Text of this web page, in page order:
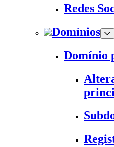
Redes
Domínios
Domínio